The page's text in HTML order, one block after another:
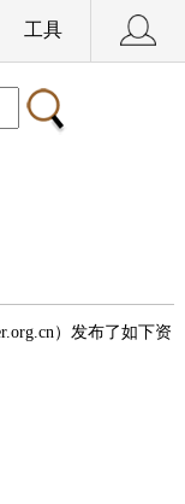
工具
）发布了如下资